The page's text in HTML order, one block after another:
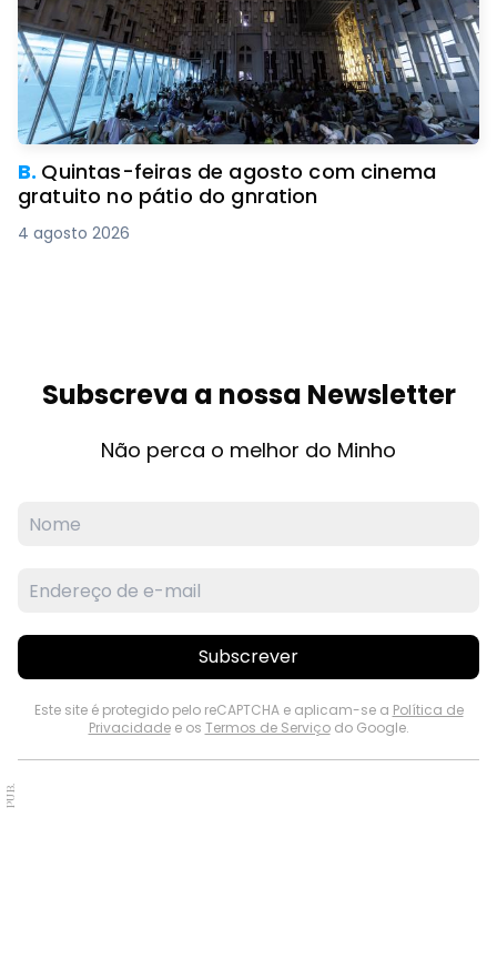
B. Quintas-feiras de agosto com cinema
gratuito no pátio do gnration
4 agosto 2026
Subscreva a nossa Newsletter
Não perca o melhor do Minho
Subscrever
Este site é protegido pelo reCAPTCHA e aplicam-se a Política de
Privacidadee os Termos de Serviçodo Google.
PUB.